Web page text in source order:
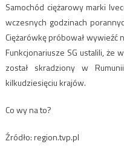
Samochód ciężarowy marki
wczesnych godzinach
Ciężarówkę próbował
Funkcjonariusze SG ustalili, że
został skradziony w
kilkudziesięciu krajów.
Co wy na to?
Źródło: region.tvp.pl